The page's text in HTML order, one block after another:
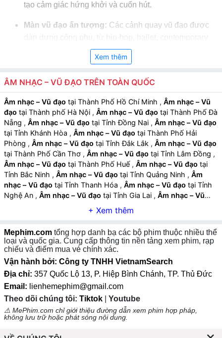
tạo cảm giác hứng khởi và cuốn hút.
Màn vũ đạo ấn tượng: Các cảnh quay vũ đạo được
đến dance-pop, thể hiện kỹ năng và sáng tạo của diễn
Nhân vật đam mê nghệ thuật:Nhân vật chính thường
là nghệ sĩ, vũ công hoặc người yêu âm nhạc với tính
cách năng động, quyết tâm và sáng tạo.
Hình ảnh và kỹ xảo bắt mắt:Sử dụng ánh sáng, màu
sắc, hiệu ứng sân khấu, màn LED và công nghệ quay
phim để tăng tính sống động và kịch tính.
2. Các Tiêu Chí Đánh Giá Phim Về Âm Nhạc – Vũ
Xem thêm
ÂM NHẠC – VŨ ĐẠO TRÊN TOÀN QUỐC
Âm nhạc – Vũ đạo tại Thành Phố Hồ Chí Minh , Âm nhạc – Vũ
đạo tại Thành phố Hà Nội , Âm nhạc – Vũ đạo tại Thành Phố Đà
Nẵng , Âm nhạc – Vũ đạo tại Tỉnh Đồng Nai , Âm nhạc – Vũ đạo
tại Tỉnh Khánh Hòa , Âm nhạc – Vũ đạo tại Thành Phố Hải
Phòng , Âm nhạc – Vũ đạo tại Tỉnh Đắk Lắk , Âm nhạc – Vũ đạo
tại Thành Phố Cần Thơ , Âm nhạc – Vũ đạo tại Tỉnh Lâm Đồng ,
Âm nhạc – Vũ đạo tại Thành Phố Huế , Âm nhạc – Vũ đạo tại
Tỉnh Bắc Ninh , Âm nhạc – Vũ đạo tại Tỉnh Quảng Ninh , Âm
nhạc – Vũ đạo tại Tỉnh Thanh Hóa , Âm nhạc – Vũ đạo tại Tỉnh
Nghệ An , Âm nhạc – Vũ đạo tại Tỉnh Gia Lai , Âm nhạc – Vũ
Âm nhạc – Vũ đạo
tại Tỉnh Tây Ninh,Âm nhạc – Vũ đạo
Âm nhạc – Vũ đạo tại Tỉnh Lào Cai
Âm nhạc –
Vũ đạotại Tỉnh Quảng Ngãi,Âm nhạc – Vũ đạotại Tỉnh Cà Mau
,Âm nhạc – Vũ đạo tại Tỉnh Vĩnh Long Âm nhạc – Vũ đạo tại
Tỉnh Ninh Bình, Âm nhạc – Vũ đạotại Tỉnh Phú Thọ
Vũ đạotại Tỉnh Hà Tĩnh, Âm nhạc – Vũ đạo
tại Tỉnh Đồng Tháp
,Âm nhạc – Vũ đạo tại Tỉnh Quảng Trị,Âm nhạc – Vũ đạotại
Tỉnh Sơn La,Âm nhạc – Vũ đạotại Tỉnh Tuyên Quang
nhạc – Vũ đạotại Tỉnh Điện Biên,Âm nhạc – Vũ đạo
Châu,Âm nhạc – Vũ đạotại Tỉnh Lạng Sơn,Âm nhạc – Vũ đạo
tại Tỉnh Cao Bằng,
Mephim.com tổng hợp danh bạ các bộ phim thuộc nhiều thể
loại và quốc gia. Cung cấp thông tin nền tảng xem phim, rạp
chiếu và điểm mua vé chính xác.
Vận hành bởi: Công ty TNHH VietnamSearch
Địa chỉ: 357 Quốc Lộ 13, P. Hiệp Bình Chánh, TP. Thủ Đức
Email: lienhemephim@gmail.com
Theo dõi chúng tôi: Tiktok Youtube
⚠️ MePhim.com chỉ giới thiệu đường dẫn xem phim hợp pháp,
không lưu trữ hoặc phát sóng nội dung.